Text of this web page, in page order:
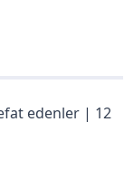
edenler | 12